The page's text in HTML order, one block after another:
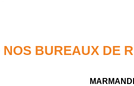
NOS BUREAUX DE